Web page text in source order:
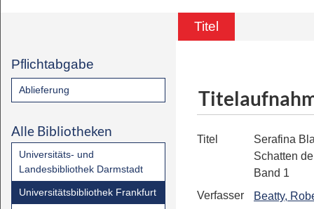
Titel
Pflichtabgabe
Ablieferung
Alle Bibliotheken
Universitäts- und
Landesbibliothek Darmstadt
Universitätsbibliothek Frankfurt
Titel
Serafina
Schatten
Band 1
Verfasser
Beatty,